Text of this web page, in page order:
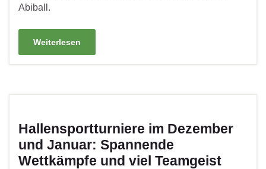
Abiball.
Weiterlesen
Hallensportturniere im Dezember
und Januar: Spannende
Wettkämpfe und viel Teamgeist